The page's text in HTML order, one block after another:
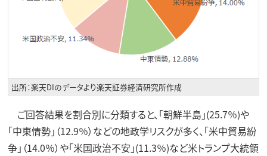
出所：楽天DIのデータより楽天証券経済研究所作成
ご回答結果を割合別に分類すると、「朝鮮半島」(25.7％)や
「中東情勢」（12.9％）などの地政学リスクが多く、「米中貿易紛
争」（14.0％）や「米国政治不安」(11.3％)など米トランプ大統領